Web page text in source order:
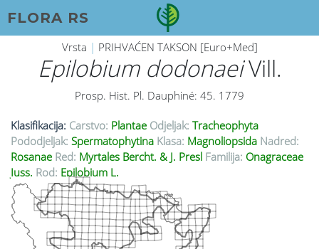
FLORA RS
Vrsta | PRIHVAĆEN TAKSON [Euro+Med]
Epilobium dodonaeiVill.
Prosp. Hist. Pl. Dauphiné: 45. 1779
Klasifikacija: Carstvo: Plantae Odjeljak: Tracheophyta
Pododjeljak: Spermatophytina Klasa: Magnoliopsida Nadred:
Rosanae Red: Myrtales Bercht. & J. Presl Familija: Onagraceae
Juss. Rod: Epilobium L.